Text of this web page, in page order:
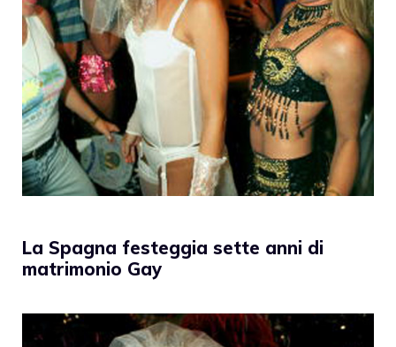
La Spagna festeggia sette anni di
matrimonio Gay